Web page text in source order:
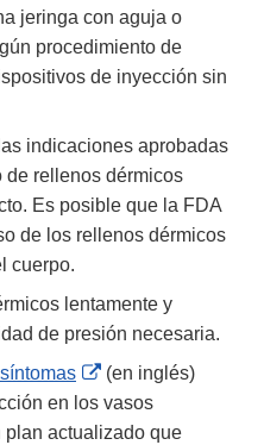
jeringa con aguja o
procedimiento de
de inyección sin
indicaciones aprobadas
de rellenos dérmicos
Es posible que la FDA
de los rellenos dérmicos
cuerpo.
lentamente y
de presión necesaria.
External
Link
Disclaimer
(en inglés)
en los vasos
actualizado que